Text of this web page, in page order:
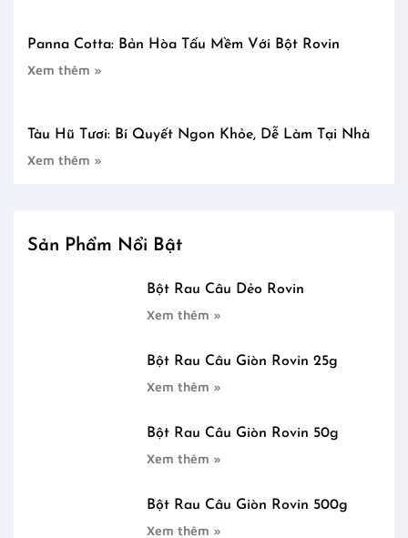
Panna Cotta: Bản Hòa Tấu Mềm Với Bột Rovin
Xem thêm »
Tàu Hũ Tươi: Bí Quyết Ngon Khỏe, Dễ Làm Tại Nhà
Xem thêm »
Sản Phẩm Nổi Bật
Bột Rau Câu Dẻo Rovin
Xem thêm »
Bột Rau Câu Giòn Rovin 25g
Xem thêm »
Bột Rau Câu Giòn Rovin 50g
Xem thêm »
Bột Rau Câu Giòn Rovin 500g
Xem thêm »